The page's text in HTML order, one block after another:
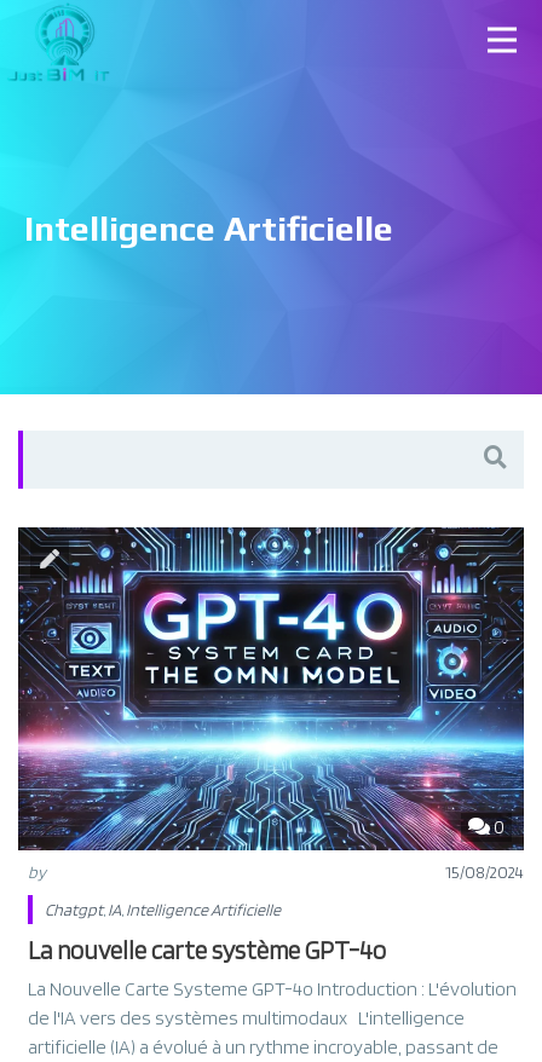
Intelligence Artificielle
0
by
15/08/2024
Chatgpt,IA Intelligence Artificielle
La nouvelle carte système GPT-4o
La Nouvelle Carte Systeme GPT-4o Introduction : L'évolution
de l'IA vers des systèmes multimodaux L'intelligence
artificielle (IA) a évolué à un rythme incroyable, passant de